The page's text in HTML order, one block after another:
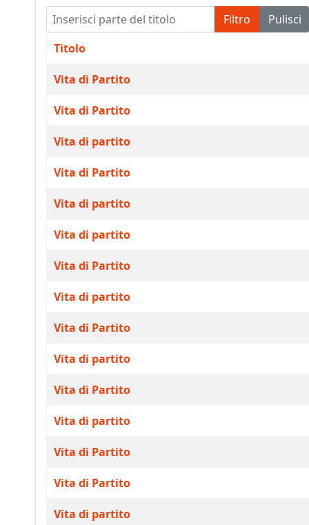
Inserisci parte del titolo Filtro Pulisci
Titolo
Vita di Partito
Vita di Partito
Vita di partito
Vita di Partito
Vita di partito
Vita di partito
Vita di Partito
Vita di partito
Vita di Partito
Vita di partito
Vita di Partito
Vita di partito
Vita di Partito
Vita di Partito
Vita di partito